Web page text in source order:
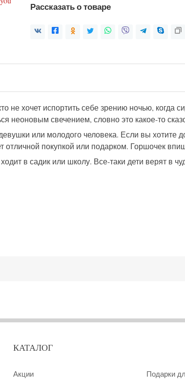
Рассказать о товаре
не хочет испортить себе зрению ночью, когда
неоновым свечением, словно это какое-то
или молодого человека. Если вы хотите
отличной покупкой или подарком. Горшочек
в садик или школу. Все-таки дети верят в
КАТАЛОГ
Акции Подарки